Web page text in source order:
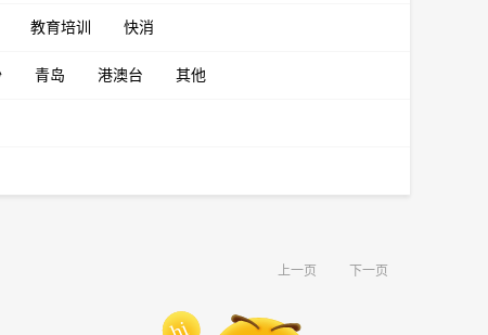
教育培训 快消
青岛 港澳台 其他
上一页 下一页